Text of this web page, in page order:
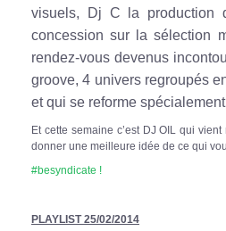
visuels, Dj C la production
concession sur la sélection
rendez-vous devenus
groove, 4 univers regroupés
et qui se reforme
Et cette semaine c’est DJ OIL qui
donner une meilleure idée de ce qui
#besyndicate !
PLAYLIST 25/02/2014